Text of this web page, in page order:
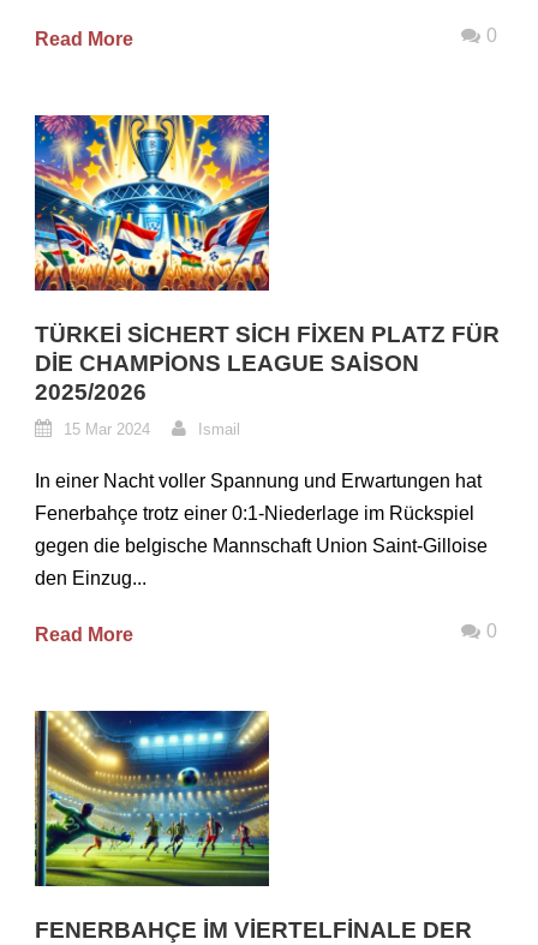
Read More 0
TÜRKEI SICHERT SICH FIXEN PLATZ FÜR
DIE CHAMPIONS LEAGUE SAISON
2025/2026
15 Mar 2024 Ismail
In einer Nacht voller Spannung und Erwartungen hat
Fenerbahçe trotz einer 0:1-Niederlage im Rückspiel
gegen die belgische Mannschaft Union Saint-Gilloise
den Einzug...
Read More 0
FENERBAHÇE IM VIERTELFINALE DER